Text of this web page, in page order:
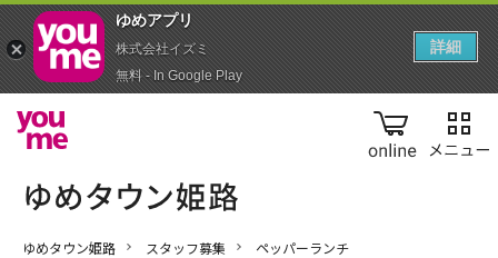
online
ゆめタウン姫路 スタッフ募集 ペッパーランチ
ゆめアプ‪リ‬
株式会社イズミ
無料 - In Google Play
詳細